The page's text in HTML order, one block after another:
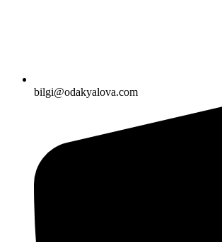
bilgi@odakyalova.com